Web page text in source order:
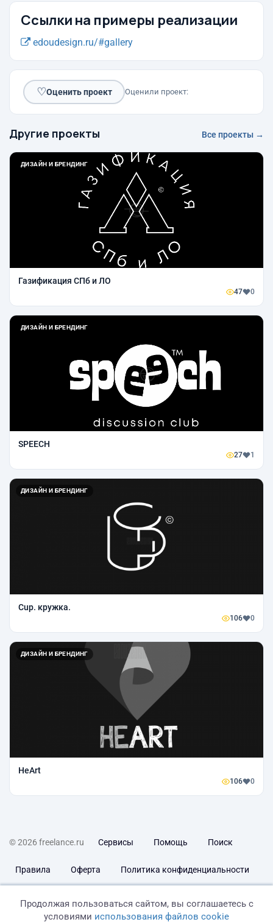
Ссылки на примеры реализации
edoudesign.ru/#gallery
♡Оценить проект Оценили проект:
Другие проекты Все проекты →
ДИЗАЙН И БРЕНДИНГ
Газификация СПб и ЛО
47 0
ДИЗАЙН И БРЕНДИНГ
SPEECH
27 1
ДИЗАЙН И БРЕНДИНГ
Cup. кружка.
106 0
ДИЗАЙН И БРЕНДИНГ
HeArt
106 0
© 2026 freelance.ru Сервисы Помощь Поиск
Правила Оферта Политика конфиденциальности
Продолжая пользоваться сайтом, вы соглашаетесь с
условиями использования файлов cookie